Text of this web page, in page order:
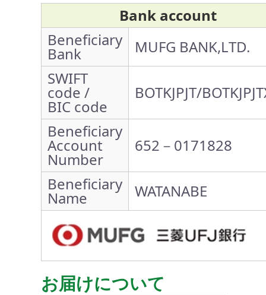
Bank account
Beneficiary
Bank
MUFG BANK,LTD.
SWIFT
code /
BIC code
BOTKJPJT/
Beneficiary
Account
Number
652－0171828
Beneficiary
Name WATANABE
お届けについて